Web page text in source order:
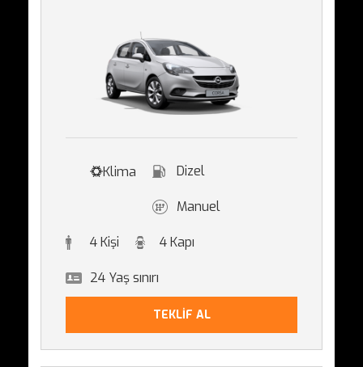
Klima Dizel
Manuel
4 Kişi 4 Kapı
24 Yaş sınırı
TEKLİF AL